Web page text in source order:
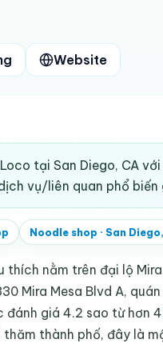
Website
tại San Diego, CA
vụ/liên quan phổ biến
Noodle shop · San
thích nằm trên đại lộ
Mira Mesa Blvd A,
giá 4.2 sao từ hơn
thành phố, đây là